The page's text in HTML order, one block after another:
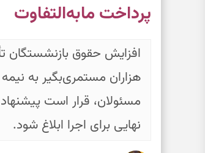
پرداخت مابه‌التفاوت
افزایش حقوق بازنشستگان
هزاران مستمری‌بگیر به
مسئولان، قرار است
نهایی برای اجرا ابلاغ شود.